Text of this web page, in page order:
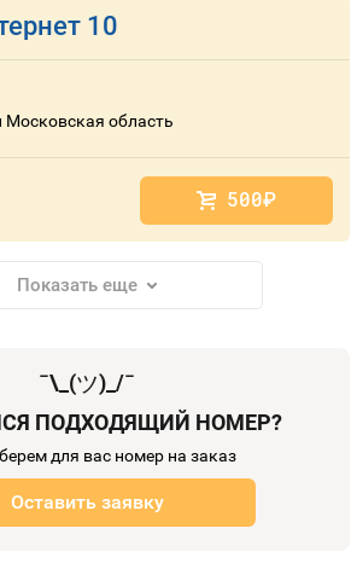
10
Московская область
500руб.
Показать еще
¯\_(ツ)_/¯
ПОДХОДЯЩИЙ НОМЕР?
для вас номер на заказ
Оставить заявку